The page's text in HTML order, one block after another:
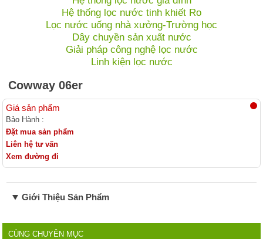
Hệ thống lọc nước tinh khiết Ro
Lọc nước uống nhà xưởng-Trường học
Dây chuyền sản xuất nước
Giải pháp công nghệ lọc nước
Linh kiện lọc nước
Cowway 06er
Giá sản phẩm
Bảo Hành :
Đặt mua sản phẩm
Liên hệ tư vấn
Xem đường đi
Giới Thiệu Sản Phẩm
CÙNG CHUYÊN MỤC